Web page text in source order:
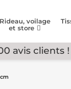
Rideau, voilage
et store
avis clients !